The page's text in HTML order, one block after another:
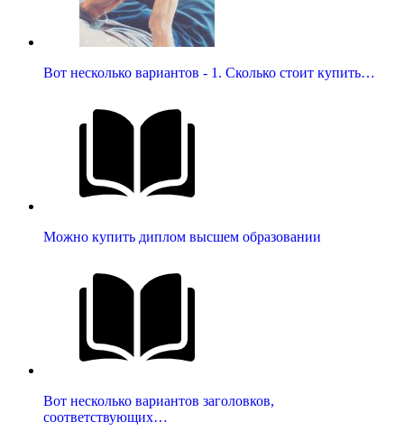
Вот несколько вариантов - 1. Сколько стоит купить…
Можно купить диплом высшем образовании
Вот несколько вариантов заголовков,
соответствующих…